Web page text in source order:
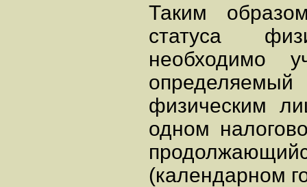
Таким
статуса
необходимо
физическим
одном
(календарном